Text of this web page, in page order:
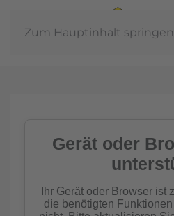
Zum Hauptinhalt springen